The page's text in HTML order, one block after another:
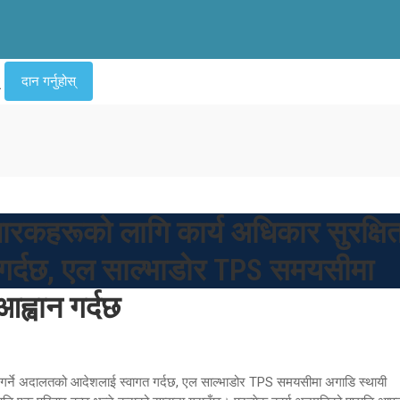
दान गर्नुहोस्
लागि कार्य अधिकार
एल साल्भाडोर TPS समयसीमा
गर्दछ
अदालतको आदेशलाई स्वागत गर्दछ, एल साल्भाडोर TPS समयसीमा अगाडि स्थायी